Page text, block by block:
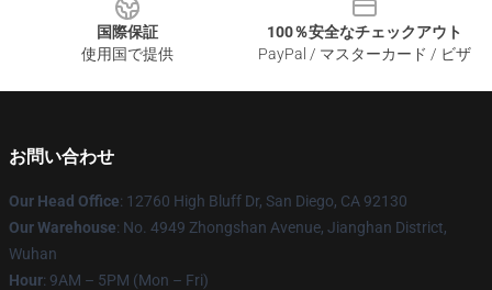
国際保証
使用国で提供
100％安全なチェックアウト
PayPal / マスターカード / ビザ
お問い合わせ
Our Head Office: 12760 High Bluff Dr, San Diego, CA 92130
Our Warehouse: No. 4949 Zhongshan Avenue, Jianghan District,
Wuhan
Hour: 9AM – 5PM (Mon – Fri)